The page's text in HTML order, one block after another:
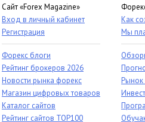
Сайт «Forex Magazine»
Вход в личный кабинет
Регистрация
Форекс блоги
Рейтинг брокеров 2026
Новости рынка форекс
Магазин цифровых товаров
Каталог сайтов
Рейтинг сайтов TOP100
Как
Мы
Рынок